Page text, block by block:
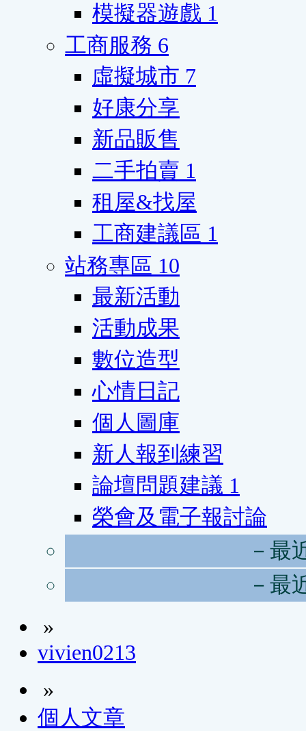
模擬器遊戲 1
工商服務 6
虛擬城市 7
好康分享
新品販售
二手拍賣 1
租屋&找屋
工商建議區 1
站務專區 10
最新活動
活動成果
數位造型
心情日記
個人圖庫
新人報到練習
論壇問題建議 1
榮會及電子報討論
－最
－最
»
vivien0213
»
個人文章